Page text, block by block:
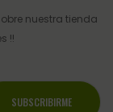
nuestra tienda
!!